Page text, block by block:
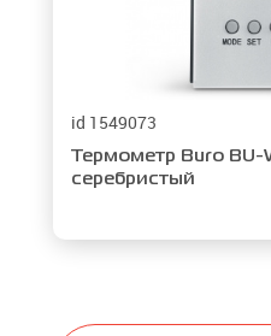
id 1549073
Термометр Buro BU-
серебристый